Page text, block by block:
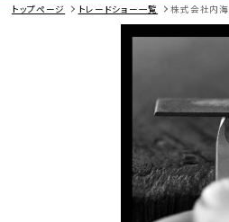
トップページ トレードショー一覧 株式会社内海